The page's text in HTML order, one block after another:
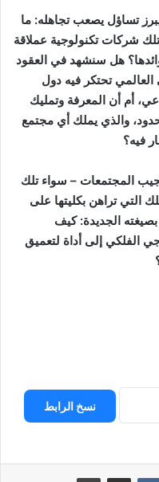
تساؤل يصعب تجاهله: ما
شركات تكنولوجية عملاقة
هل سنشهد في العقود
تحتكر فيه دول
أم أن المعرفة وتمليك
والذي يملك أي مجتمع
فيه؟
المجتمعات – سواء تلك
التي تراهن بكليتها على
الجديدة: كيف
الفلكي إلى أداة لتعميق
نسخ الرابط